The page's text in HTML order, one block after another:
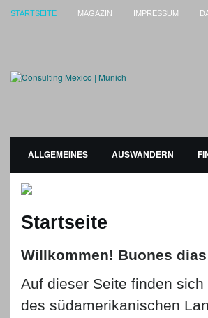
STARTSEITE MAGAZIN IMPRESSUM
ALLGEMEINES AUSWANDERN
Startseite
Willkommen! Buones
Auf dieser Seite finden
des südamerikanischen